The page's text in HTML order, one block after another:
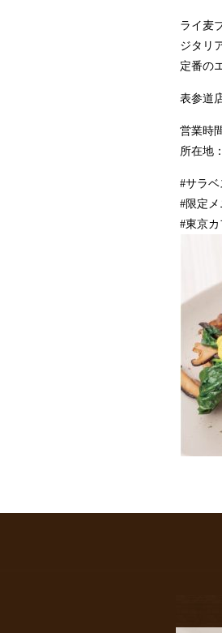
ライ麦
ジタリ
定番の
表参道
営業時
所在地
#サラ
#限定
#東京